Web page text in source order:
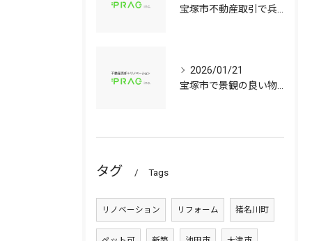
2026/01/21
タグ Tags
リノベーション リフォーム 猪名川町